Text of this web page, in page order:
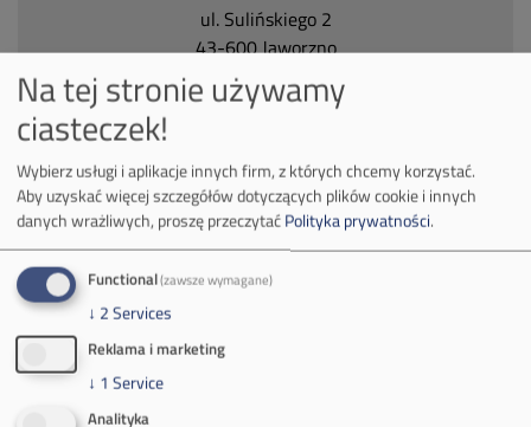
ul. Sulińskiego 2
43-600 Jaworzno
Tel.
+48 32 618 50 00
Zakład Górniczy Janina
ul. Górnicza 23
32-590 Libiąż
Tel.+48 32 627 00 00
Zakład Górniczy Brzeszcze
ul.
Kościuszki 1
tel.+48 32 716 53 00
Na tej stronie używamy
ciasteczek!
Wybierz usługi i aplikacje innych firm, z których chcemy korzystać.
Aby uzyskać więcej szczegółów dotyczących plików cookie i innych
danych wrażliwych, proszę przeczytaćPolityka prywatności.
Functional(zawsze wymagane)
↓ 2Services
Reklama i marketing
↓ 1 Service
Analityka